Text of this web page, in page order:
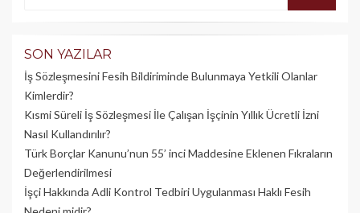
SON YAZILAR
İş Sözleşmesini Fesih Bildiriminde Bulunmaya Yetkili Olanlar
Kimlerdir?
Kısmi Süreli İş Sözleşmesi İle Çalışan İşçinin Yıllık Üc­retli İzni
Nasıl Kullandırılır?
Türk Borçlar Kanunu’nun 55’ inci Maddesine Eklenen Fıkraların
Değerlendirilmesi
İşçi Hakkında Adli Kontrol Tedbiri Uygulanması Haklı Fesih